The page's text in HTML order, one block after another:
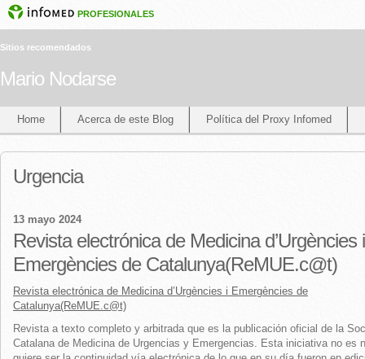
PROFESIONALES
Sitios recomendados
Mario Nodarse
Home Acerca de este Blog Política del Proxy Infomed
Urgencia
13 mayo 2024
Revista electrónica de Medicina d’Urgències i
Emergències de Catalunya(ReMUE.c@t)
Revista electrónica de Medicina d’Urgències i Emergències de
Catalunya(ReMUE.c@t)
Revista a texto completo y arbitrada que es la publicación oficial de la
Catalana de Medicina de Urgencias y Emergencias. Esta iniciativa no es